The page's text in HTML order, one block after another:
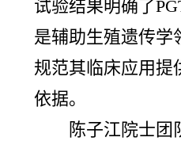
试验结果明确了
是辅助生殖遗传学
规范其临床应用提
依据。
陈子江院士团